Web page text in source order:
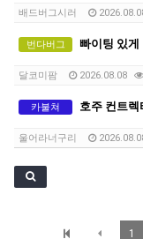
배드버그시러
번다버그 빠이팅 있게
달코미팜 2026.08.08
카불쳐 호주 컨트렉터
울어라너구리
1